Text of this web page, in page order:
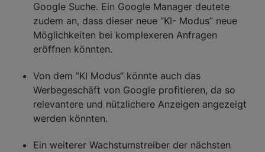
Google Suche. Ein Google Manager deutete
zudem an, dass dieser neue “KI- Modus” neue
Möglichkeiten bei komplexeren Anfragen
eröffnen könnten.
Von dem “KI Modus“ könnte auch das
Werbegeschäft von Google profitieren, da so
relevantere und nützlichere Anzeigen angezeigt
werden könnten.
Ein weiterer Wachstumstreiber der nächsten